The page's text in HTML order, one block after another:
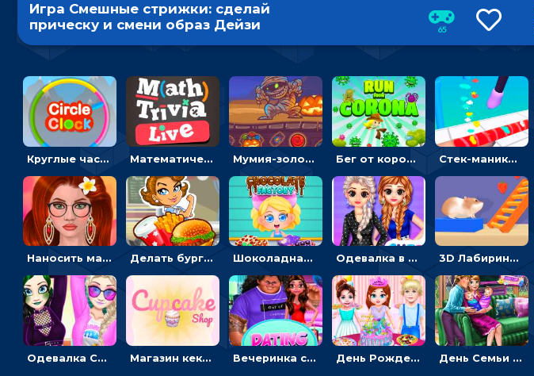
Игра Смешные стрижки: сделай
прическу и смени образ Дейзи
65
Круглые часы: ловить цветную стрелку в одинаковом участке циферблата Математическая викторина мультиплеер: решать примеры на время Мумия-золотоискатель: закидывать бинты, чтобы доставать сокровища Бег от коронавируса: держать дистанцию, чтобы не заразиться Стек-маникюр для девочек: красить ногти и избегать пил
Наносить макияж и делать прическу для корейской принцессы Делать бургеры, чтобы открывать новые ингредиенты - для девочек Шоколадная фабрика для девочек: лущить бобы, готовить и украшать сладости Одевалка в точку и полоску: создавать образы для принцесс и фотографировать 3D Лабиринт хомяка: проходить полосу препятствий, чтобы получать вкусняшки
Одевалка Сражение для девочек-принцесс: софт против гранжа Магазин кексов: повторять сладости с картинки или продавать вкусняшки Вечеринка свиданий: одевалка для влюбленных День Рождения Тейлор: печь торт для девочки или наряжать именинницу День Семьи Ледяной принцессы: убираться в доме и ухаживать за малышами - для девочек